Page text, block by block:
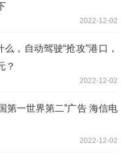
2022-12-02
，自动驾驶“抢攻”港口，
？
2022-12-02
第一世界第二”广告 海信电
2022-12-02